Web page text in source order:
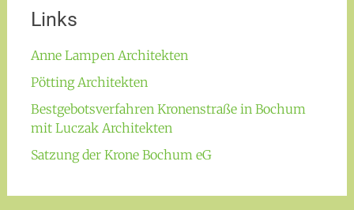
Links
Anne Lampen Architekten
Pötting Architekten
Bestgebotsverfahren Kronenstraße in Bochum
mit Luczak Architekten
Satzung der Krone Bochum eG